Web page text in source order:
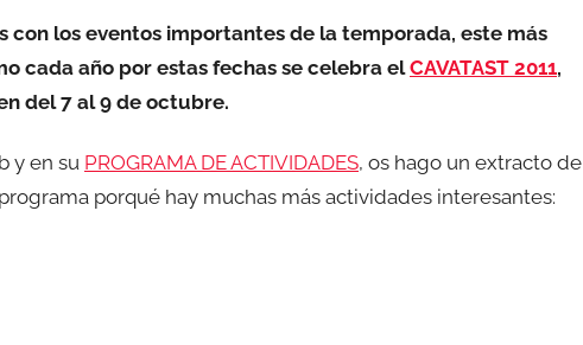
con los eventos importantes de la temporada, este más
cada año por estas fechas se celebra elCAVATAST 2011,
del 7 al 9 de octubre.
y en su PROGRAMA DE ACTIVIDADES, os hago un extracto de
porqué hay muchas más actividades interesantes: